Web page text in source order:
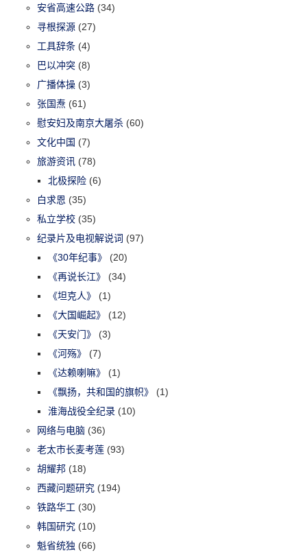
安省高速公路 (34)
寻根探源 (27)
工具辞条 (4)
巴以冲突 (8)
广播体操 (3)
张国焘 (61)
慰安妇及南京大屠杀 (60)
文化中国 (7)
旅游资讯 (78)
北极探险 (6)
白求恩 (35)
私立学校 (35)
纪录片及电视解说词 (97)
《30年纪事》
(20)
《再说长江》
(34)
《坦克人》
(1)
《大国崛起》
(12)
《天安门》
(3)
《河殇》
(7)
《达赖喇嘛》
(1)
《飘扬，共和国的旗帜》
(1)
淮海战役全纪录 (10)
网络与电脑 (36)
老太市长麦考莲 (93)
胡耀邦 (18)
西藏问题研究 (194)
铁路华工 (30)
韩国研究 (10)
魁省统独 (66)